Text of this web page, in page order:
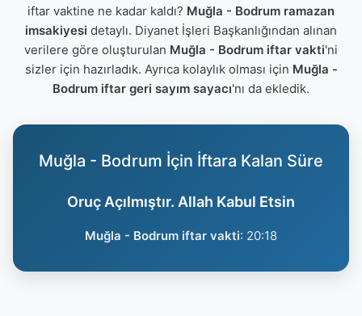
iftar vaktine ne kadar kaldı? Muğla - Bodrum ramazan
imsakiyesi detaylı. Diyanet İşleri Başkanlığından alınan
verilere göre oluşturulan Muğla - Bodrum iftar vakti'ni
sizler için hazırladık. Ayrıca kolaylık olması için Muğla -
Bodrum iftar geri sayım sayacı'nı da ekledik.
Muğla - Bodrum İçin İftara Kalan Süre
Oruç Açılmıştır. Allah Kabul Etsin
Muğla - Bodrum iftar vakti: 20:18